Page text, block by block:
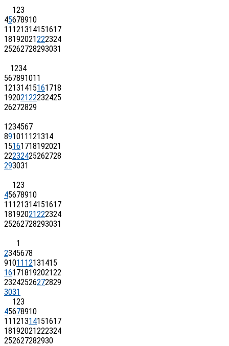
123
45678910
11121314151617
18192021222324
25262728293031
1234
567891011
12131415161718
19202122232425
26272829
1234567
891011121314
15161718192021
22232425262728
293031
123
45678910
11121314151617
18192021222324
25262728293031
1
2345678
9101112131415
16171819202122
23242526272829
3031
123
45678910
11121314151617
18192021222324
252627282930